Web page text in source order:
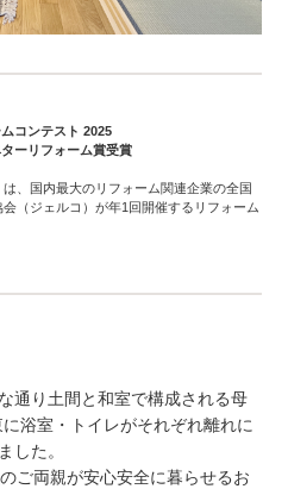
コンテスト 2025
ーリフォーム賞受賞
、国内最大のリフォーム関連企業の全国
（ジェルコ）が年1回開催するリフォーム
通り土間と和室で構成される母
浴室・トイレがそれぞれ離れに
した。
ご両親が安心安全に暮らせるお